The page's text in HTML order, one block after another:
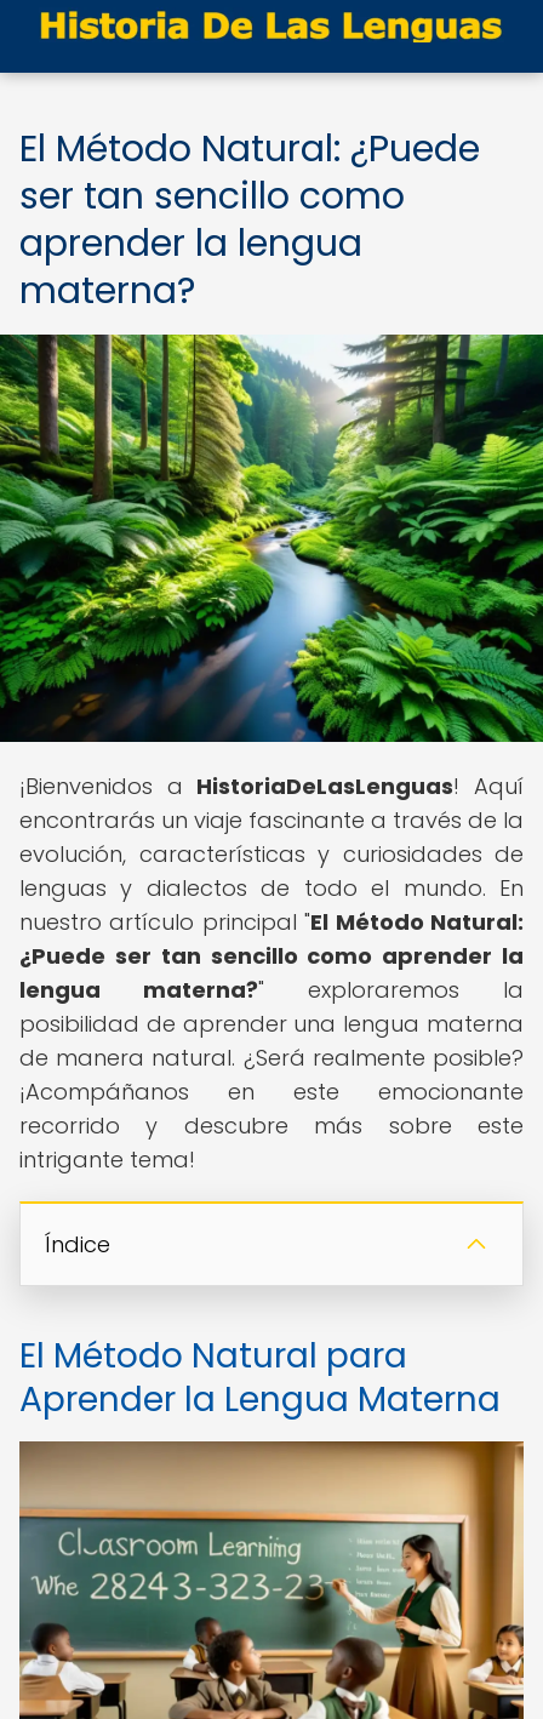
El Método Natural: ¿Puede
ser tan sencillo como
aprender la lengua
materna?
¡Bienvenidos a HistoriaDeLasLenguas! Aquí
encontrarás un viaje fascinante a través de la
evolución, características y curiosidades de
lenguas y dialectos de todo el mundo. En
nuestro artículo principal "El Método Natural:
¿Puede ser tan sencillo como aprender la
lengua materna?" exploraremos la
posibilidad de aprender una lengua materna
de manera natural. ¿Será realmente posible?
¡Acompáñanos en este emocionante
recorrido y descubre más sobre este
intrigante tema!
Índice
El Método Natural para
Aprender la Lengua Materna